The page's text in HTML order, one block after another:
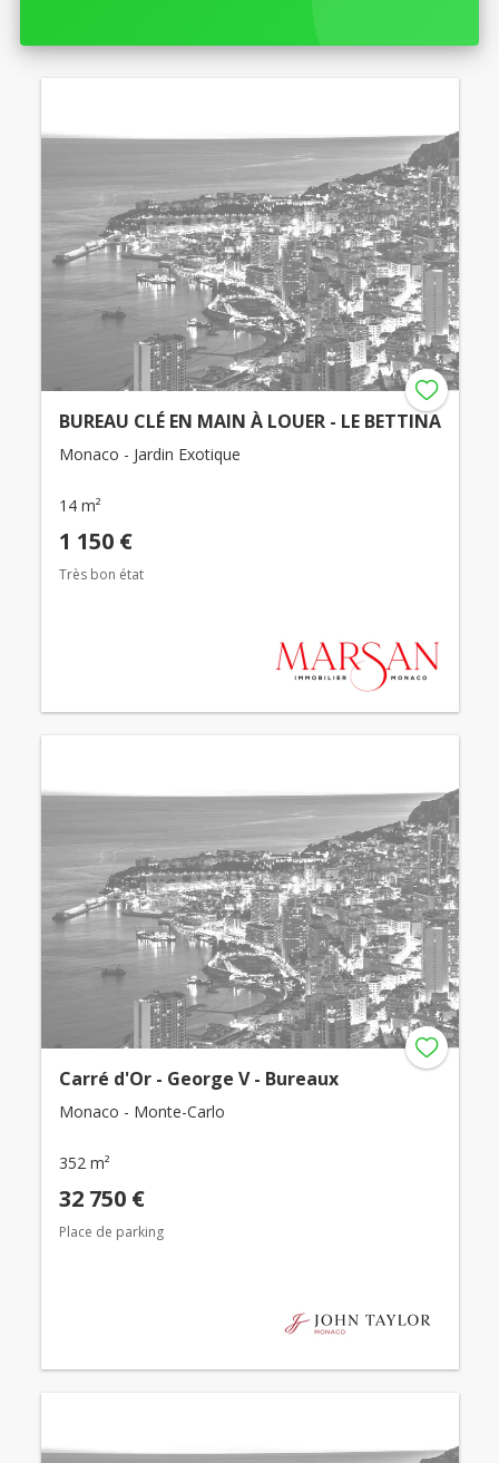
BUREAU CLÉ EN MAIN À LOUER - LE BETTINA
Monaco - Jardin Exotique
14 m²
1 150 €
Très bon état
Carré d'Or - George V - Bureaux
Monaco - Monte-Carlo
352 m²
32 750 €
Place de parking